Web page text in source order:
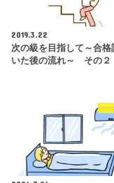
2019.3.22
次の級を目指して～合格
いた後の流れ～ その２